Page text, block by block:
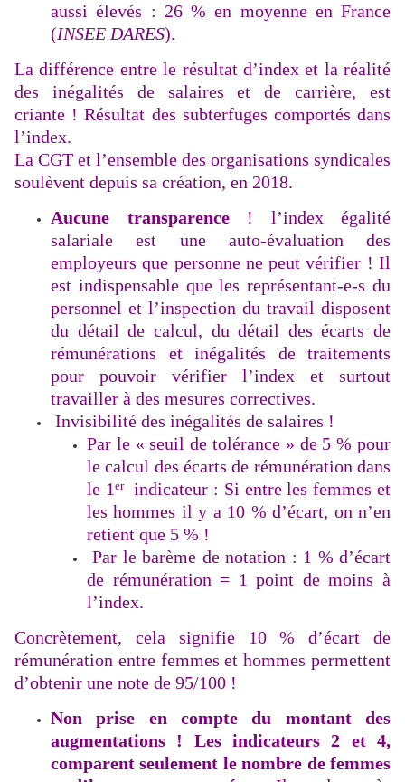
aussi élevés : 26 % en moyenne en France
(INSEE DARES).
La différence entre le résultat d’index et la réalité
des inégalités de salaires et de carrière, est
criante ! Résultat des subterfuges comportés dans
l’index.
La CGT et l’ensemble des organisations syndicales
soulèvent depuis sa création, en 2018.
Aucune transparence! l’index égalité
salariale est une auto-évaluation des
employeurs que personne ne peut vérifier ! Il
est indispensable que les représentant-e-s du
personnel et l’inspection du travail disposent
du détail de calcul, du détail des écarts de
rémunérations et inégalités de traitements
pour pouvoir vérifier l’index et surtout
travailler à des mesures correctives.
Invisibilité des inégalités de salaires !
Par le « seuil de tolérance » de 5 % pour
le calcul des écarts de rémunération dans
le 1 erindicateur : Si entre les femmes et
les hommes il y a 10 % d’écart, on n’en
retient que 5 % !
Par le barème de notation : 1 % d’écart
de rémunération = 1 point de moins à
l’index.
Concrètement, cela signifie 10 % d’écart de
rémunération entre femmes et hommes permettent
d’obtenir une note de 95/100 !
Non prise en compte du montant des
augmentations !
Les indicateurs 2 et 4,
comparent seulement le nombre de femmes